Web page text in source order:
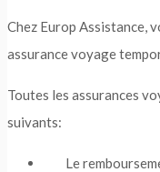
Chez Europ Assistance,
assurance voyage
Toutes les assurances
suivants:
Le